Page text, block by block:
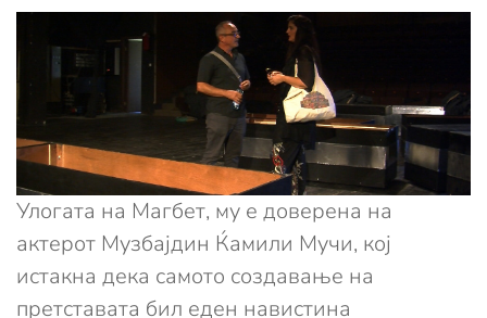
Улогата на Магбет, му е доверена на
актерот Музбајдин Ќамили Мучи, кој
истакна дека самото создавање на
претставата бил еден навистина